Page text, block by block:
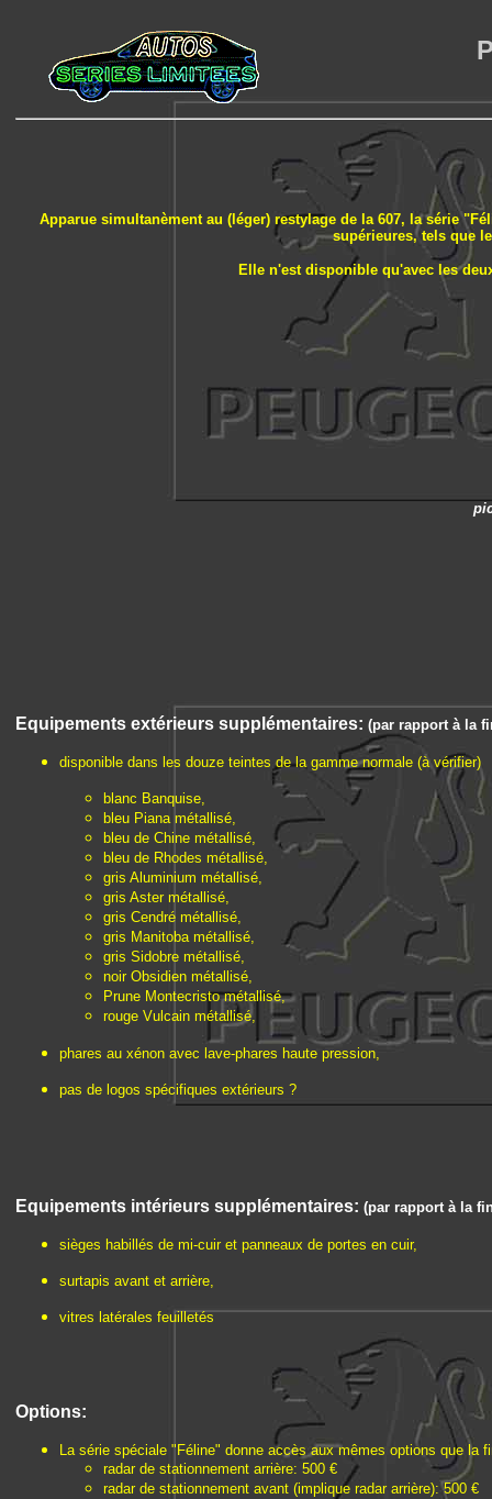
Apparue simultanèment au (léger) restylage de la 607, la série
supérieures, tels que
Elle n'est disponible qu'avec les
Equipements extérieurs supplémentaires: (par rapport à la
disponible dans les douze teintes de la gamme normale (à vérifier)
blanc Banquise,
bleu Piana métallisé,
bleu de Chine métallisé,
bleu de Rhodes métallisé,
gris Aluminium métallisé,
gris Aster métallisé,
gris Cendré métallisé,
gris Manitoba métallisé,
gris Sidobre métallisé,
noir Obsidien métallisé,
Prune Montecristo métallisé,
rouge Vulcain métallisé,
phares au xénon avec lave-phares haute pression,
pas de logos spécifiques extérieurs ?
Equipements intérieurs supplémentaires: (par rapport à la
sièges habillés de mi-cuir et panneaux de portes en cuir,
surtapis avant et arrière,
vitres latérales feuilletés
Options:
La série spéciale "Féline" donne accès aux mêmes options que la
radar de stationnement arrière: 500 €
radar de stationnement avant (implique radar arrière): 500 €